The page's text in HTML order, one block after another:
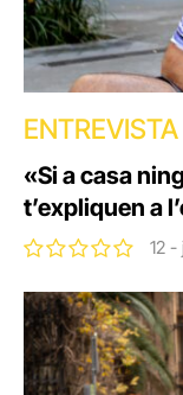
ENTREVISTA
«Si a casa
t’expliquen a
12 -